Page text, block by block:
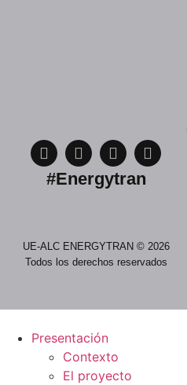
#Energytran
UE-ALC ENERGYTRAN © 2026
Todos los derechos reservados
Presentación
Contexto
El proyecto